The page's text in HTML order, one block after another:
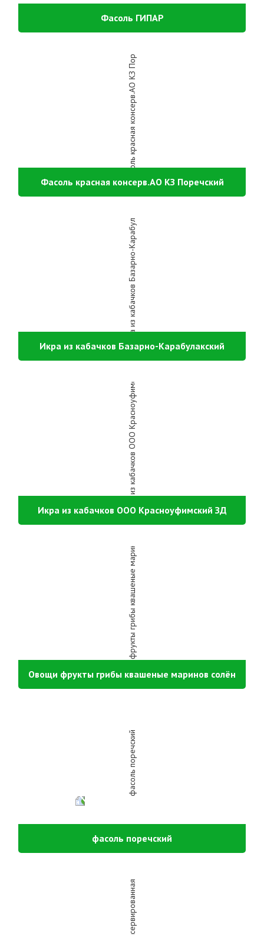
Фасоль ГИПАР
Фасоль красная консерв.АО КЗ Поречский
Икра из кабачков Базарно-Карабулакский
Икра из кабачков ООО Красноуфимский ЗД
Овощи фрукты грибы квашеные маринов солён
фасоль поречский